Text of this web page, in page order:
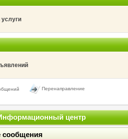
Перенаправление
центр
сообщения